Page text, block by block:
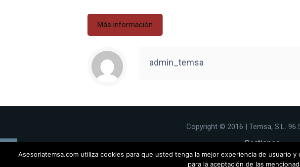
Más información
admin_temsa
Copyright © 2016 | Temsa, S.L.
Gestiones
Tráfico
Asesoriatemsa.com utiliza cookies para que usted tenga la mejor experiencia de usuario
para la aceptación de las